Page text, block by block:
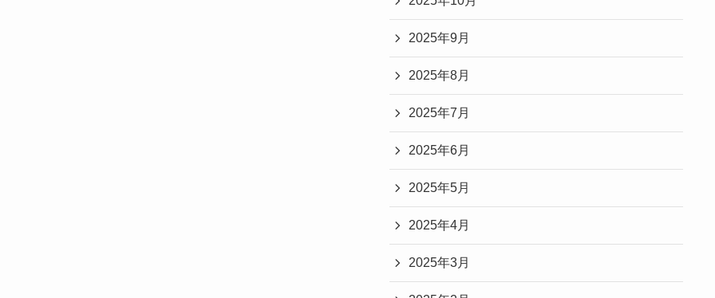
2025年9月
2025年8月
2025年7月
2025年6月
2025年5月
2025年4月
2025年3月